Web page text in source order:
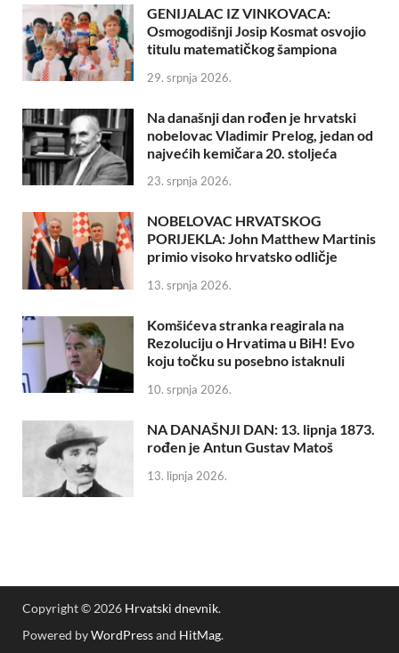
GENIJALAC IZ VINKOVACA:
Osmogodišnji Josip Kosmat osvojio
titulu matematičkog šampiona
29. srpnja 2026.
Na današnji dan rođen je hrvatski
nobelovac Vladimir Prelog, jedan od
najvećih kemičara 20. stoljeća
23. srpnja 2026.
NOBELOVAC HRVATSKOG
PORIJEKLA: John Matthew Martinis
primio visoko hrvatsko odličje
13. srpnja 2026.
Komšićeva stranka reagirala na
Rezoluciju o Hrvatima u BiH! Evo
koju točku su posebno istaknuli
10. srpnja 2026.
NA DANAŠNJI DAN: 13. lipnja 1873.
rođen je Antun Gustav Matoš
13. lipnja 2026.
Copyright © 2026 Hrvatski dnevnik.
Powered byWordPressand HitMag.